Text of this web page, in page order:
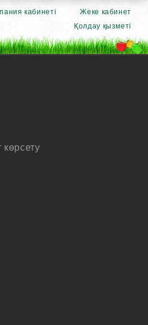
кабинеті
Жеке кабинет
Қолдау қызметі